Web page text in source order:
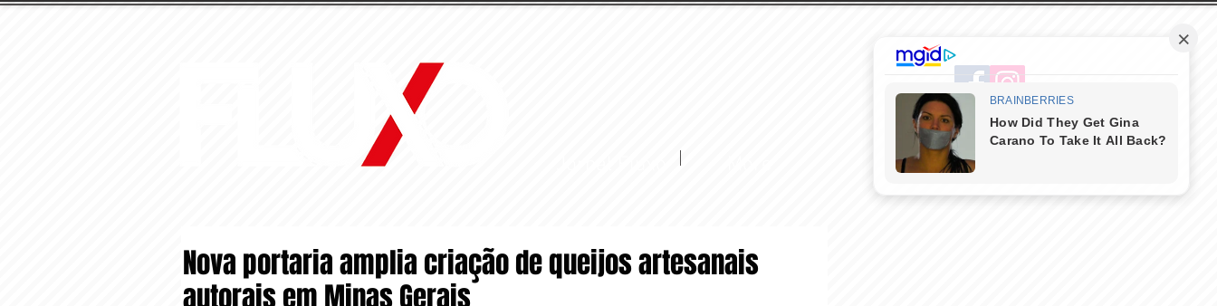
Nova portaria amplia criação de queijos artesanais
autorais em Minas Gerais